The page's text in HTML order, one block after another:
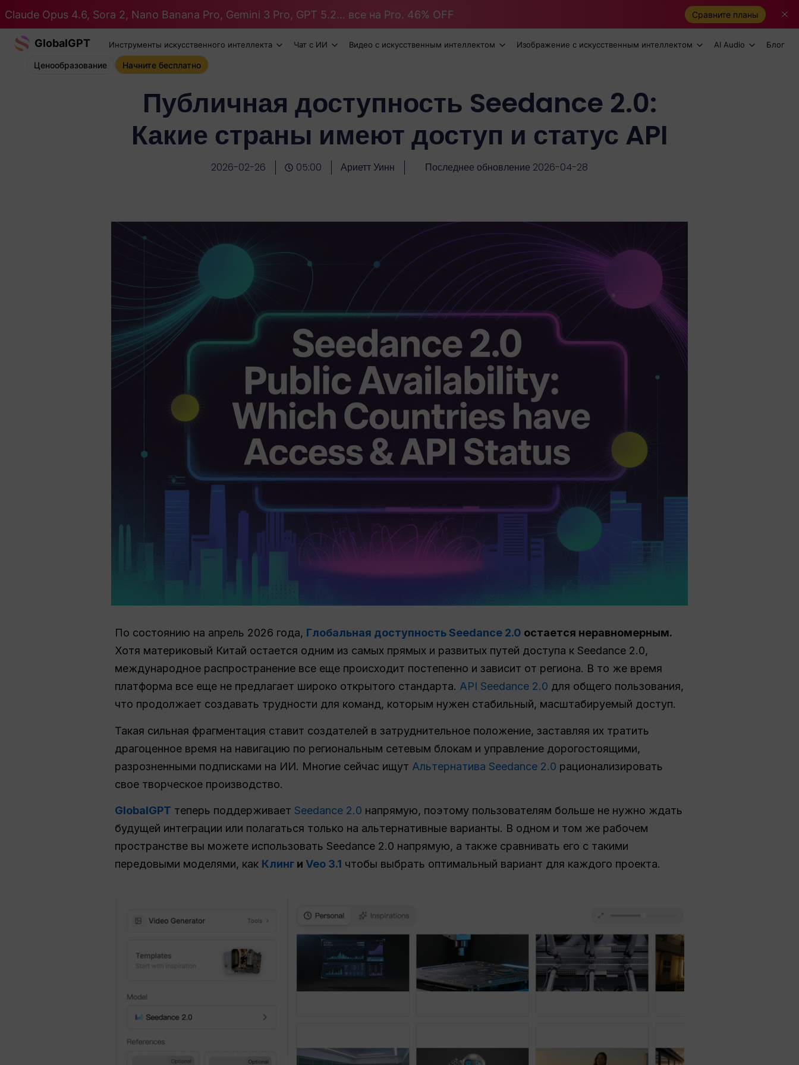
Claude Opus 4.6, Sora 2, Nano Banana Pro, Gemini 3 Pro, GPT 5.2... все на Pro. 46% OFF Сравните планы
GlobalGPT Инструменты искусственного интеллекта Чат с ИИ Видео с искусственным интеллектом Изображение с искусственным интеллектом AI Audio Блог
Ценообразование Начните бесплатно
Публичная доступность Seedance 2.0:
Какие страны имеют доступ и статус API
2026-02-26 05:00 Ариетт Уинн Последнее обновление 2026-04-28
По состоянию на апрель 2026 года, Глобальная доступность Seedance 2.0 остается неравномерным.
Хотя материковый Китай остается одним из самых прямых и развитых путей доступа к Seedance 2.0,
международное распространение все еще происходит постепенно и зависит от региона. В то же время
платформа все еще не предлагает широко открытого стандарта. API Seedance 2.0 для общего пользования,
что продолжает создавать трудности для команд, которым нужен стабильный, масштабируемый доступ.
Такая сильная фрагментация ставит создателей в затруднительное положение, заставляя их тратить
драгоценное время на навигацию по региональным сетевым блокам и управление дорогостоящими,
разрозненными подписками на ИИ. Многие сейчас ищут Альтернатива Seedance 2.0 рационализировать
свое творческое производство.
GlobalGPT теперь поддерживает Seedance 2.0 напрямую, поэтому пользователям больше не нужно ждать
будущей интеграции или полагаться только на альтернативные варианты. В одном и том же рабочем
пространстве вы можете использовать Seedance 2.0 напрямую, а также сравнивать его с такими
передовыми моделями, как Клинг и Veo 3.1 чтобы выбрать оптимальный вариант для каждого проекта.